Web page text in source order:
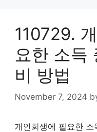
110729.
요한 소득
비 방법
November 7, 2024
개인회생에 필요한